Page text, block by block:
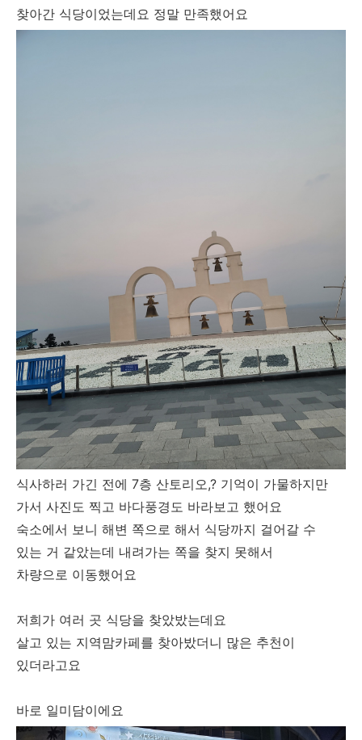
찾아간 식당이었는데요 정말 만족했어요
식사하러 가긴 전에 7층 산토리오,? 기억이 가물하지만
가서 사진도 찍고 바다풍경도 바라보고 했어요
숙소에서 보니 해변 쪽으로 해서 식당까지 걸어갈 수
있는 거 같았는데 내려가는 쪽을 찾지 못해서
차량으로 이동했어요
저희가 여러 곳 식당을 찾았밨는데요
살고 있는 지역맘카페를 찾아밨더니 많은 추천이
있더라고요
바로 일미담이에요